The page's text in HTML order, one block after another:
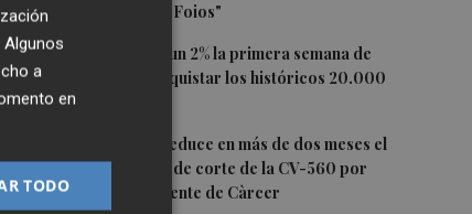
digo que soy de Foios"
3El Ibex 35 sube un 2% la primera semana de
agosto tras conquistar los históricos 20.000
puntos
La Diputación reduce en más de dos meses el
tiempo previsto de corte de la CV-560 por
las obras del puente de Càrcer
a
en
TODO